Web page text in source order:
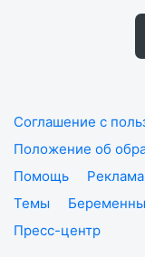
Соглашение с
Положение об
Помощь
Темы
Пресс-центр